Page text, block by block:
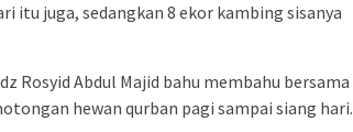
itu juga, sedangkan 8 ekor kambing sisanya
Rosyid Abdul Majid bahu membahu bersama
hewan qurban pagi sampai siang hari.